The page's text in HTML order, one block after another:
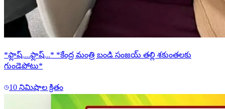
*ఫ్లాష్....ఫ్లాష్...* *కేంద్ర మంత్రి బండి సంజయ్ తల్లి శకుంతలకు
గుండెపోటు*
10 నిమిషాల క్రితం